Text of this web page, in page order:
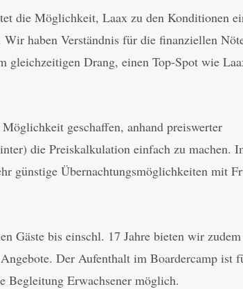
die Möglichkeit, Laax zu den Konditionen
Wir haben Verständnis für die finanziellen
gleichzeitigen Drang, einen Top-Spot wie
geschaffen, anhand preiswerter
die Preiskalkulation einfach zu machen.
günstige Übernachtungsmöglichkeiten mit
Gäste bis einschl. 17 Jahre bieten wir zudem
Der Aufenthalt im Boardercamp ist
Begleitung Erwachsener möglich.